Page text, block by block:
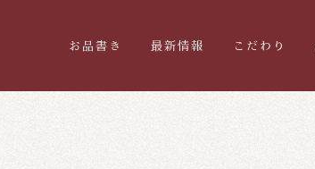
お品書き 最新情報 こだわり